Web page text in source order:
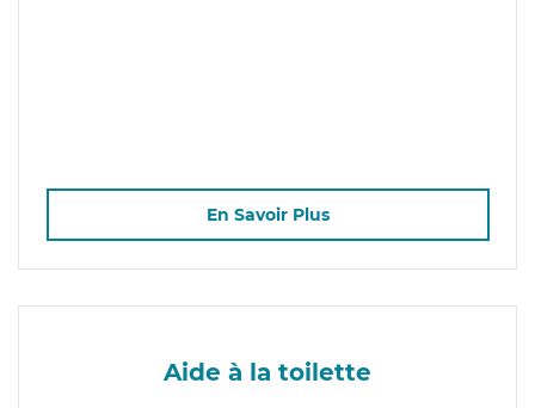
En Savoir Plus
Aide à la toilette